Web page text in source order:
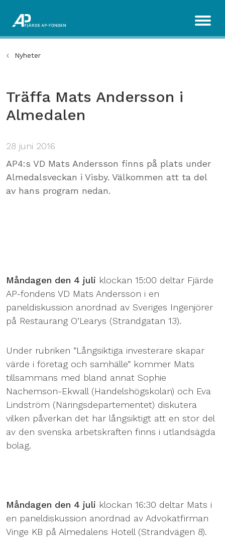
Nyheter
Träffa Mats Andersson i
Almedalen
28 juni 2016
AP4:s VD Mats Andersson finns på plats under
Almedalsveckan i Visby. Välkommen att ta del
av hans program nedan.
Måndagen den 4 juli klockan 15:00 deltar Fjärde
AP-fondens VD Mats Andersson i en
paneldiskussion anordnad av Sveriges Ingenjörer
på Restaurang O’Learys (Strandgatan 13).
Under rubriken ”Långsiktiga investerare skapar
värde i företag och samhälle” kommer Mats
tillsammans med bland annat Sophie
Nachemson-Ekwall (Handelshögskolan) och Eva
Lindström (Näringsdepartementet) diskutera
vilken påverkan det har långsiktigt att en stor del
av den svenska arbetskraften finns i utlandsägda
bolag.
Måndagen den 4 juli klockan 16:30 deltar Mats i
en paneldiskussion anordnad av Advokatfirman
Vinge KB på Almedalens Hotell (Strandvägen 8).